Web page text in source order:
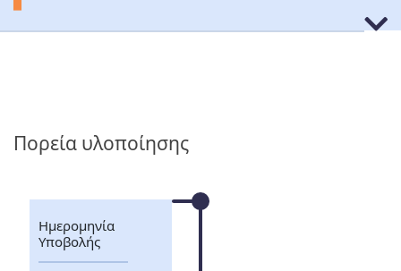
Πορεία υλοποίησης
Ημερομηνία
Υποβολής